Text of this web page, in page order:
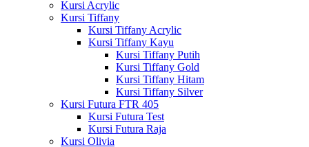
Kursi Acrylic
Kursi Tiffany
Kursi Tiffany Acrylic
Kursi Tiffany Kayu
Kursi Tiffany Putih
Kursi Tiffany Gold
Kursi Tiffany Hitam
Kursi Tiffany Silver
Kursi Futura FTR 405
Kursi Futura Test
Kursi Futura Raja
Kursi Olivia